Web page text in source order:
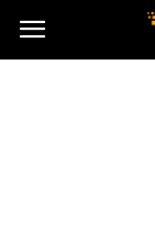
Activisio.pl